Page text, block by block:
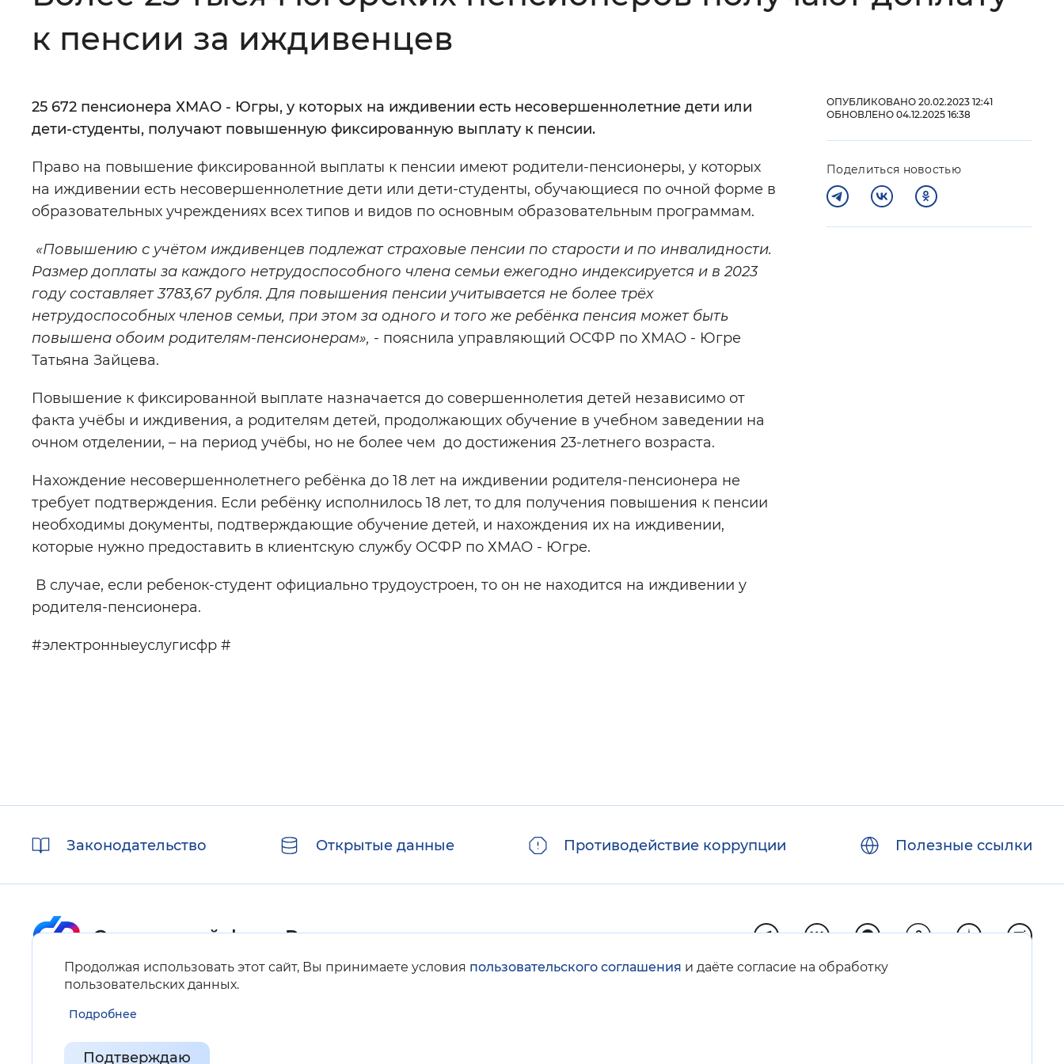
Цвет сайта Монохромный Инверсивный монохромный
Изображения: Включены Выключены
Звуковой ассистент: Воспроизвести Остановить Повторить
Вернуть стандартные настройки
к пенсии за иждивенцев
25 672 пенсионера ХМАО - Югры, у которых на иждивении есть несовершеннолетние дети или
дети-студенты, получают повышенную фиксированную выплату к пенсии.
Право на повышение фиксированной выплаты к пенсии имеют родители-пенсионеры, у которых
на иждивении есть несовершеннолетние дети или дети-студенты, обучающиеся по очной форме в
образовательных учреждениях всех типов и видов по основным образовательным программам.
«Повышению с учётом иждивенцев подлежат страховые пенсии по старости и по инвалидности.
Размер доплаты за каждого нетрудоспособного члена семьи ежегодно индексируется и в 2023
году составляет 3783,67 рубля. Для повышения пенсии учитывается не более трёх
нетрудоспособных членов семьи, при этом за одного и того же ребёнка пенсия может быть
повышена обоим родителям-пенсионерам», - пояснила управляющий ОСФР по ХМАО - Югре
Татьяна Зайцева.
Повышение к фиксированной выплате назначается до совершеннолетия детей независимо от
факта учёбы и иждивения, а родителям детей, продолжающих обучение в учебном заведении на
очном отделении, – на период учёбы, но не более чем до достижения 23-летнего возраста.
Нахождение несовершеннолетнего ребёнка до 18 лет на иждивении родителя-пенсионера не
требует подтверждения. Если ребёнку исполнилось 18 лет, то для получения повышения к пенсии
необходимы документы, подтверждающие обучение детей, и нахождения их на иждивении,
которые нужно предоставить в клиентскую службу ОСФР по ХМАО - Югре.
В случае, если ребенок-студент официально трудоустроен, то он не находится на иждивении у
родителя-пенсионера.
#электронныеуслугисфр #
ОПУБЛИКОВАНО 20.02.2023 12:41
ОБНОВЛЕНО 04.12.2025 16:38
Поделиться новостью
Продолжая использовать этот сайт, Вы принимаете условия пользовательского соглашения и даёте согласие на обработку
пользовательских данных.
Подробнее
Подтверждаю
ссылкиЗаконодательство Открытые данные Противодействие коррупции Полезные ссылки
Карта сайта
Нашли ошибку на сайте?